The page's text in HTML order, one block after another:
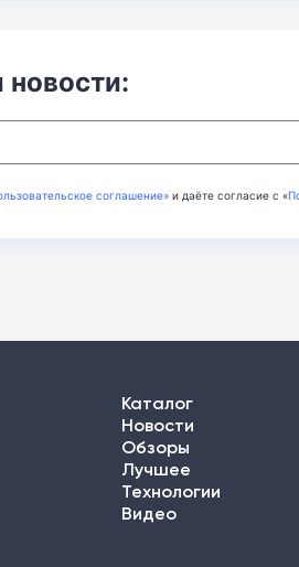
соглашение» и даёте согласие с «
Каталог
Новости
Обзоры
Лучшее
Технологии
Видео